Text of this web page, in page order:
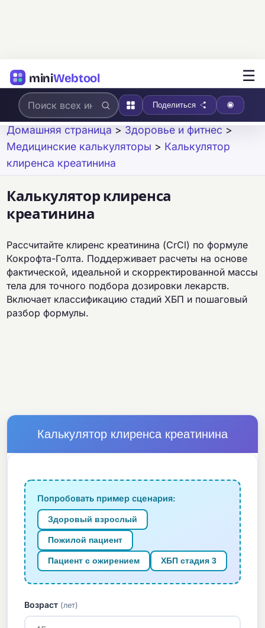
miniWebtool ☰
Поделиться
Домашняя страница > Здоровье и фитнес >
Медицинские калькуляторы > Калькулятор
клиренса креатинина
Калькулятор клиренса
креатинина
Рассчитайте клиренс креатинина (CrCl) по формуле
Кокрофта-Голта. Поддерживает расчеты на основе
фактической, идеальной и скорректированной массы
тела для точного подбора дозировки лекарств.
Включает классификацию стадий ХБП и пошаговый
разбор формулы.
Калькулятор клиренса креатинина
Попробовать пример сценария:
Здоровый взрослый
Пожилой пациент
Пациент с ожирением ХБП стадия 3
Возраст (лет)